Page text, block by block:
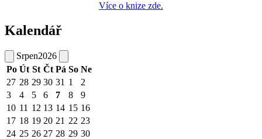
Více o knize zde.
Kalendář
Srpen2026
Po Út St Čt Pá So Ne
27 28 29 30 31 1
2
3
4 5 6 7 8
9
10 11 12 13 14 15 16
17 18 19 20 21 22 23
24 25 26 27 28 29 30